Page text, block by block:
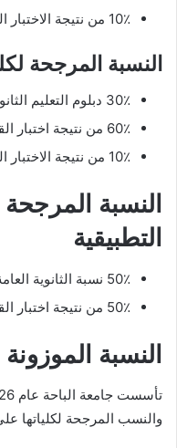
10٪ من نتيجة الاختبار التحصيلي.
النسبة المرجحة
30٪ دبلوم التعليم الثانوي.
60٪ من نتيجة اختبار القدرات.
10٪ من نتيجة الاختبار التحصيلي.
النسبة المرجحة
التطبيقية
50٪ نسبة الثانوية العامة.
50٪ من نتيجة اختبار القدرات.
النسبة
والنسب المرجحة لكلياتها